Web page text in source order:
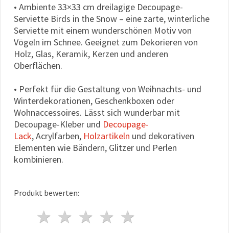
• Ambiente 33×33 cm dreilagige Decoupage-
Serviette Birds in the Snow – eine zarte, winterliche
Serviette mit einem wunderschönen Motiv von
Vögeln im Schnee. Geeignet zum Dekorieren von
Holz, Glas, Keramik, Kerzen und anderen
Oberflächen.
• Perfekt für die Gestaltung von Weihnachts- und
Winterdekorationen, Geschenkboxen oder
Wohnaccessoires. Lässt sich wunderbar mit
Decoupage-Kleber und Decoupage-
Lack, Acrylfarben, Holzartikeln und dekorativen
Elementen wie Bändern, Glitzer und Perlen
kombinieren.
Produkt bewerten:
4 Sterne
3 Sterne
2 Sterne
1 Stern